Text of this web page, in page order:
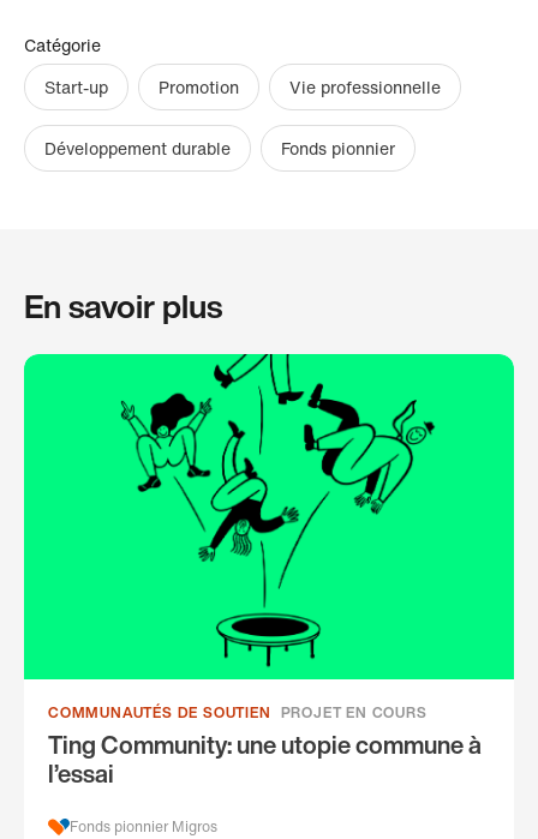
Catégorie
Start-up
Promotion Vie professionnelle
Développement durable Fonds pionnier
En savoir plus
COMMUNAUTÉS DE SOUTIEN PROJET EN COURS
Ting Community: une utopie commune à
l’essai
Fonds pionnier Migros